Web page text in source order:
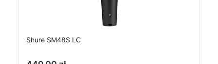
Shure SM48S LC